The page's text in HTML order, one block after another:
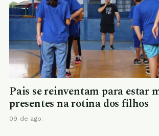
Pais se reinventam para estar
presentes na rotina dos filhos
09 de ago.